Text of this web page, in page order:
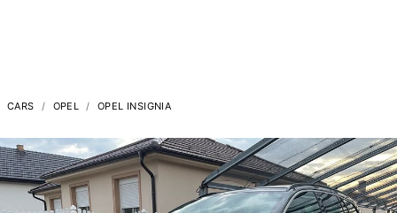
CARS OPEL OPEL INSIGNIA